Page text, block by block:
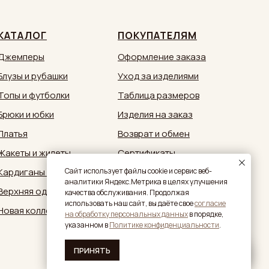
Caйт иcпoльзуeт фaйлы cookie и cepвиc вeб-
aнaлитики Яндeкc.Мeтpикa в целях улучшения
качества обслуживания. Продолжая
использовать наш сайт, вы дaётe своесогласие
нa oбpaбoтку пepcoнaльныx дaнныxв пopядкe,
укaзaннoм вПолитике конфиденциальности.
ПРИНЯТЬ
и рубашки
и футболки
и юбки
и жилеты
и кимоно
одежда
коллекция
ПОКУПАТЕЛЯМ
Оформление заказа
Уход за изделиями
Таблица размеров
Изделия на заказ
Возврат и обмен
Сертификаты
Документы
Обратная связь:
zakaz@sestrymamutiny.ru